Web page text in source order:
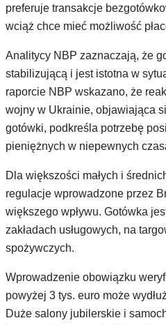
preferuje transakcje
wciąż chce mieć możliwość
Analitycy NBP zaznaczają, że
stabilizującą i jest istotna w
raporcie NBP wskazano, że
wojny w Ukrainie, objawiająca
gotówki, podkreśla potrzebę
pieniężnych w niepewnych
Dla większości małych i
regulacje wprowadzone przez
większego wpływu. Gotówka
zakładach usługowych, na
spożywczych.
Wprowadzenie obowiązku
powyżej 3 tys. euro może
Duże salony jubilerskie i